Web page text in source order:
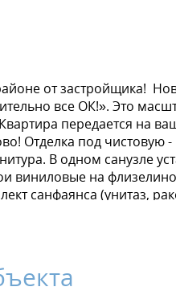
от застройщика!
все ОК!». Это
передается на
Отделка под
В одном санузле
виниловые на
санфаянса (унитаз,
— больше
действуют